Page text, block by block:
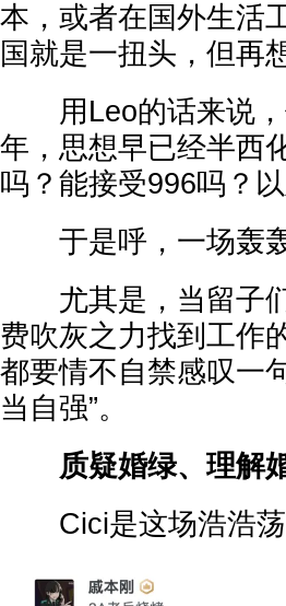
本，或者在国外生活
国就是一扭头，但再
用Leo的话来说，
年，思想早已经半西
吗？能接受996吗？
于是呼，一场轰轰
尤其是，当留子们
费吹灰之力找到工作
都要情不自禁感叹一
当自强”。
质疑婚绿、理解
Cici是这场浩浩荡